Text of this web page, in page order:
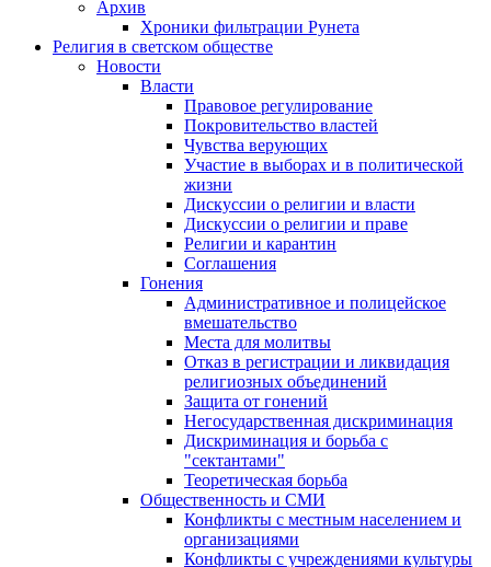
Архив
Хроники фильтрации Рунета
Религия в светском обществе
Новости
Власти
Правовое регулирование
Покровительство властей
Чувства верующих
Участие в выборах и в политической
жизни
Дискуссии о религии и власти
Дискуссии о религии и праве
Религии и карантин
Соглашения
Гонения
Административное и полицейское
вмешательство
Места для молитвы
Отказ в регистрации и ликвидация
религиозных объединений
Защита от гонений
Негосударственная дискриминация
Дискриминация и борьба с
"сектантами"
Теоретическая борьба
Общественность и СМИ
Конфликты с местным населением и
организациями
Конфликты с учреждениями культуры